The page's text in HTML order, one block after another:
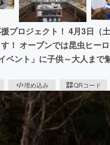
プロジェクト！ 4月3日（
！ オープンでは昆虫ヒー
ント」に子供～大人まで
埋め込み QRコード